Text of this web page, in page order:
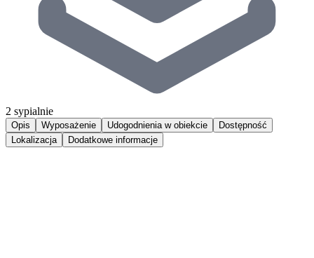
2 sypialnie
Opis Wyposażenie Udogodnienia w obiekcie
Dostępność
Lokalizacja
Dodatkowe informacje